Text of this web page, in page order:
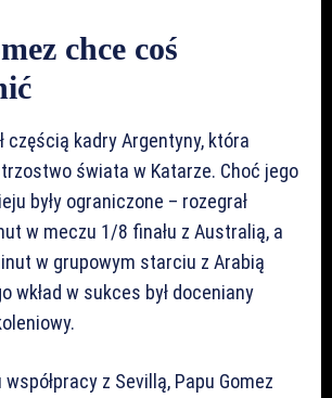
chce coś
częścią kadry Argentyny, która
świata w Katarze. Choć jego
były ograniczone – rozegrał
w meczu 1/8 finału z Australią, a
w grupowym starciu z Arabią
wkład w sukces był doceniany
z Sevillą, Papu Gomez